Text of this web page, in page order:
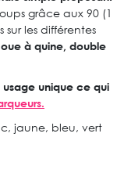
grâce aux 90 (1
les différentes
à quine, double
usage unique ce qui
jaune, bleu, vert